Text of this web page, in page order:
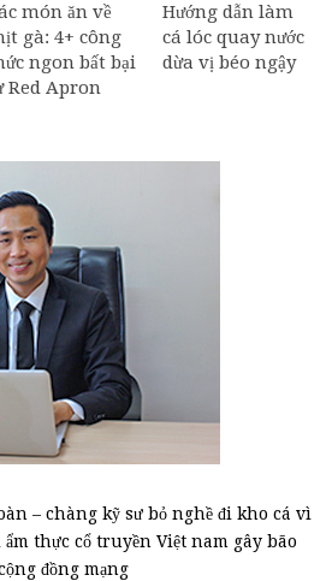
món ăn về
gà: 4+ công
ngon bất bại
Red Apron
Hướng dẫn làm
cá lóc quay nước
dừa vị béo ngậy
– chàng kỹ sư bỏ nghề đi kho cá vì
thực cổ truyền Việt nam gây bão
đồng mạng